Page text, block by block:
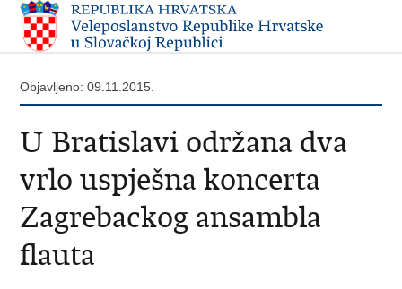
Objavljeno: 09.11.2015.
U Bratislavi održana dva
vrlo uspješna koncerta
Zagrebackog ansambla
flauta